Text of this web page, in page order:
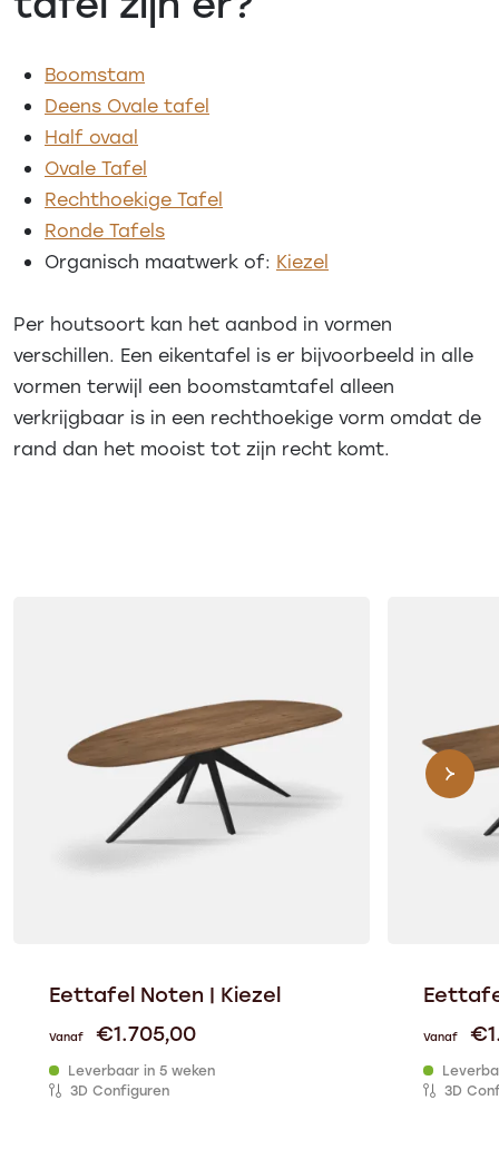
Boomstam
Deens Ovale tafel
Half ovaal
Ovale Tafel
Rechthoekige Tafel
Ronde Tafels
Organisch maatwerk of: Kiezel
Per houtsoort kan het aanbod in vormen
verschillen. Een eikentafel is er bijvoorbeeld in alle
vormen terwijl een boomstamtafel alleen
verkrijgbaar is in een rechthoekige vorm omdat de
rand dan het mooist tot zijn recht komt.
Eettafel Noten | Kiezel
Vanaf €1.705,00
Leverbaar in 5 weken
3D Configuren
Vanaf €
3D